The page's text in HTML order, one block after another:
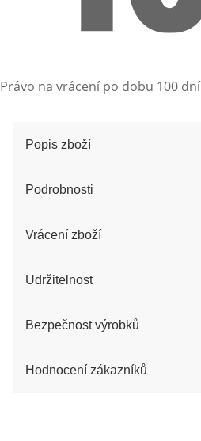
Právo na vrácení po dobu 100 dní
Popis zboží
Podrobnosti
Vrácení zboží
Udržitelnost
Bezpečnost výrobků
Hodnocení zákazníků